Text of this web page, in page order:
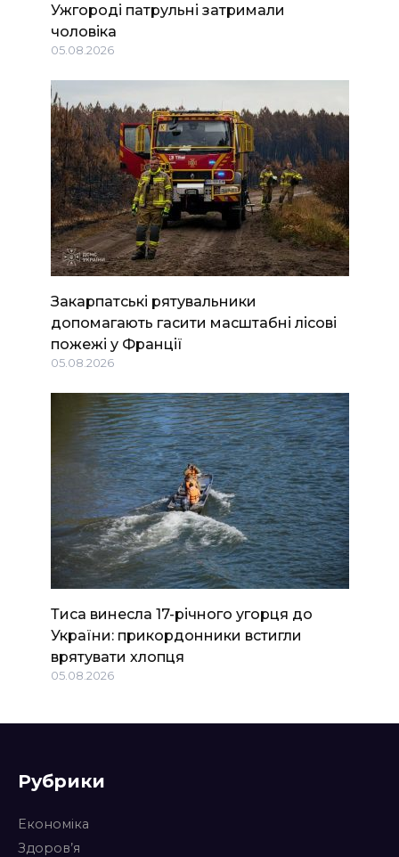
Ужгороді патрульні затримали
чоловіка
05.08.2026
Закарпатські рятувальники
допомагають гасити масштабні лісові
пожежі у Франції
05.08.2026
Тиса винесла 17-річного угорця до
України: прикордонники встигли
врятувати хлопця
05.08.2026
Рубрики
Економіка
Здоров’я